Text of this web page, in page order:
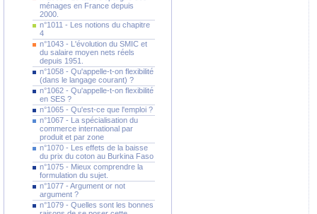
ménages en France depuis
2000.
n°1011 - Les notions du chapitre
4
n°1043 - L'évolution du SMIC et
du salaire moyen nets réels
depuis 1951.
n°1058 - Qu'appelle-t-on flexibilité
(dans le langage courant) ?
n°1062 - Qu'appelle-t-on flexibilité
en SES ?
n°1065 - Qu'est-ce que l'emploi ?
n°1067 - La spécialisation du
commerce international par
produit et par zone
n°1070 - Les effets de la baisse
du prix du coton au Burkina Faso
n°1075 - Mieux comprendre la
formulation du sujet.
n°1077 - Argument or not
argument ?
n°1079 - Quelles sont les bonnes